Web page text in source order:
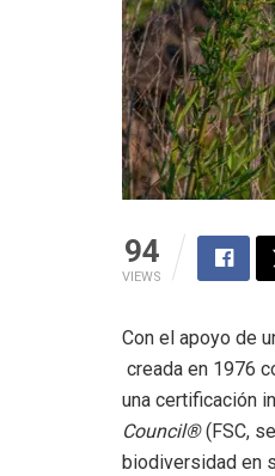
94
VIEWS
Con el apoyo de
creada en 1976
una certificación
Council®(FSC,
biodiversidad en